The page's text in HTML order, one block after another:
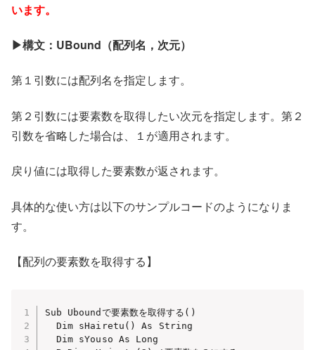
います。
▶構文：UBound （配列名，次元）
第１引数には配列名を指定します。
第２引数には要素数を取得したい次元を指定します。第２
引数を省略した場合は、１が適用されます。
戻り値には取得した要素数が返されます。
具体的な使い方は以下のサンプルコードのようになりま
す。
【配列の要素数を取得する】
Sub Uboundで要素数を取得する()
  Dim sHairetu() As String
  Dim sYouso As Long